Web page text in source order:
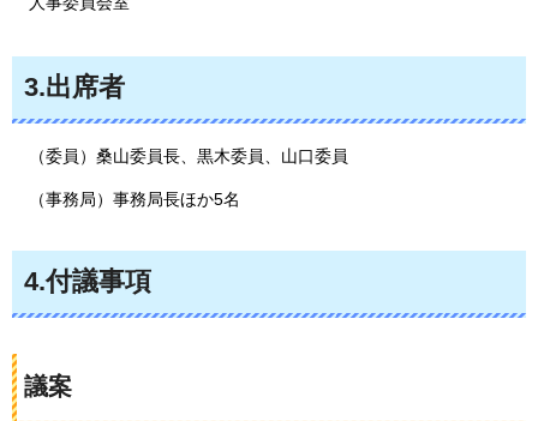
3.出席者
（委員）桑山委員長、黒木委員、山口委員
（事務局）事務局長ほか5名
4.付議事項
議案